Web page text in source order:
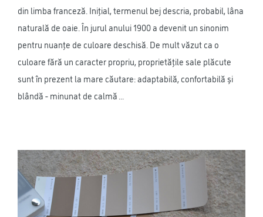
din limba franceză. Inițial, termenul bej descria, probabil, lâna
naturală de oaie. În jurul anului 1900 a devenit un sinonim
pentru nuanțe de culoare deschisă. De mult văzut ca o
culoare fără un caracter propriu, proprietățile sale plăcute
sunt în prezent la mare căutare: adaptabilă, confortabilă și
blândă - minunat de calmă ...